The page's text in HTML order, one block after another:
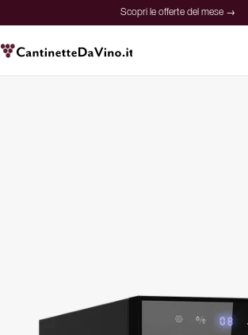
Scopri le offerte del mese →